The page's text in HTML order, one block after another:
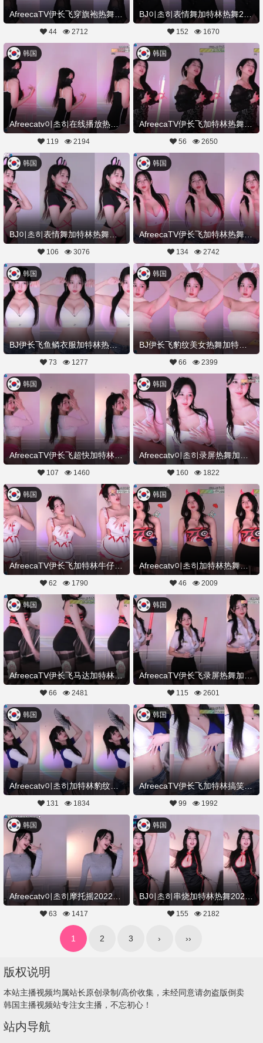
44 2712 152 1670
Afreecatv이초히在线播放热舞加特林20221224Hot Dance
韩国
119 2194
AfreecaTV伊长飞加特林热舞屋20221222舞蹈剪辑
韩国
56 2650
BJ이초히表情舞加特林热舞视频20221220Hot Dance
韩国
106 3076
AfreecaTV伊长飞加特林热舞201820221214舞蹈剪辑
韩国
134 2742
BJ伊长飞鱼鳞衣服加特林热舞20221214舞蹈剪辑
韩国
73 1277
韩国
66 2399
韩国
107 1460
韩国
160 1822
AfreecaTV伊长飞加特林牛仔裤热舞20221128舞蹈剪辑
韩国
62 1790
Afreecatv이초히加特林热舞录制20221124Hot Dance
韩国
46 2009
AfreecaTV伊长飞马达加特林热舞20221124舞蹈剪辑
韩国
66 2481
AfreecaTV伊长飞录屏热舞加长加特林20221124舞蹈剪辑
韩国
115 2601
韩国
131 1834
AfreecaTV伊长飞加特林搞笑热舞20221122舞蹈剪辑
韩国
99 1992
Afreecatv이초히摩托摇20221114Hot Dance
韩国
63 1417
BJ이초히串烧加特林热舞20221112Hot Dance
韩国
155 2182
1 2 3 › ››
版权说明
本站主播视频均属站长原创录制/高价收集，未经同意请勿盗版倒卖
韩国主播视频站专注女主播，不忘初心！
站内导航